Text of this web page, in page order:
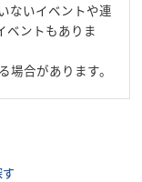
ないイベントや連
ベントもありま
合があります。